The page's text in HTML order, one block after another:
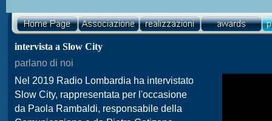
intervista a Slow City
parlano di noi
Nel 2019 Radio Lombardia ha intervistato
Slow City, rappresentata per l'occasione
da Paola Rambaldi, responsabile della